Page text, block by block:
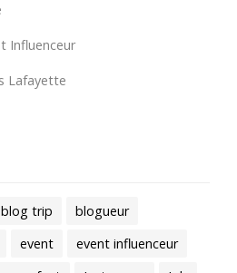
Influenceur
Lafayette
blog trip
blogueur
event
event influenceur